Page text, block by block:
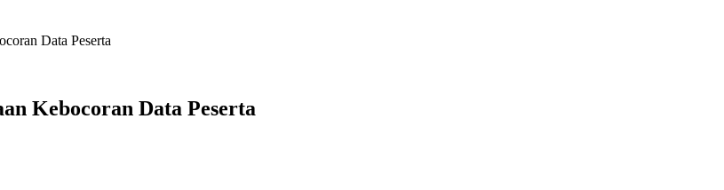
Data Peserta
Kebocoran Data Peserta